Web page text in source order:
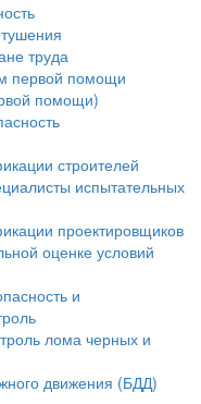
труда
первой помощи
помощи)
строителей
испытательных
проектировщиков
оценке условий
и
лома черных и
движения (БДД)